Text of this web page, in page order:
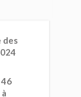
des
46